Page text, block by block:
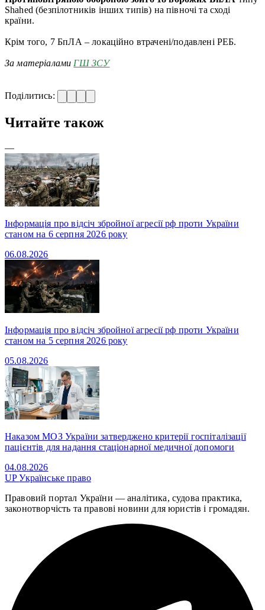
Shahed (безпілотників інших типів) на півночі та сході
країни.
Крім того, 7 БпЛА – локаційно втрачені/подавлені РЕБ.
За матеріалами ГШ ЗСУ
Поділитись:
Читайте також
—
Інформація про відсіч збройної агресії рф проти України
станом на 6 серпня 2026 року
06.08.2026
Інформація про відсіч збройної агресії рф проти України
станом на 5 серпня 2026 року
05.08.2026
Наказом МОЗ України затверджено критерії госпіталізації
пацієнтів для надання стаціонарної медичної допомоги
04.08.2026
UPУкраїнське право
Правовий портал України — аналітика, судова практика,
законотворчість та правові новини для юристів і громадян.